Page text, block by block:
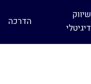
שיווק
דיגיטלי
הדרכה